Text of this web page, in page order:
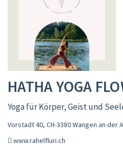
HATHA YOGA
Yoga für Körper, Geist und
Vorstadt 40, CH-3380 Wangen an der
www.rahelfluri.ch